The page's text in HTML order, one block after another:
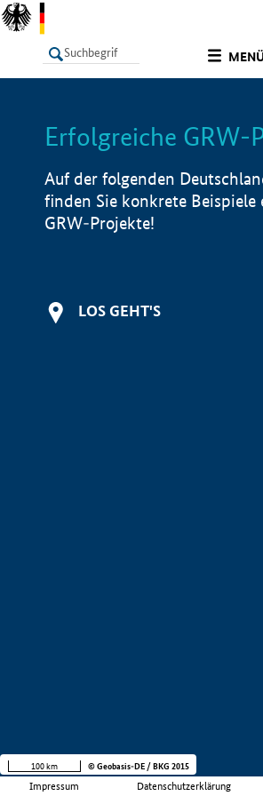
LISTE
Erfolgreiche GRW-
Auf der folgenden
finden Sie konkrete Beispiele
GRW-Projekte!
LOS GEHT'S
Impressum Datenschutzerklärung
100 km © Geobasis-DE / BKG 2015